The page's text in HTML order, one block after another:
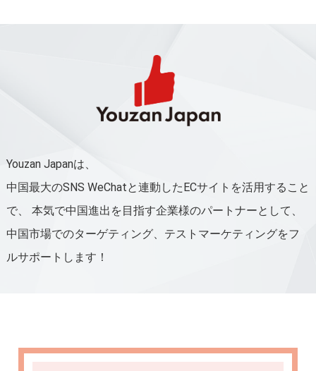
Youzan Japanは、
中国最大のSNS WeChatと連動したECサイトを活用すること
で、
本気で中国進出を目指す企業様のパートナーとして、
中国市場でのターゲティング、テストマーケティングをフ
ルサポートします！